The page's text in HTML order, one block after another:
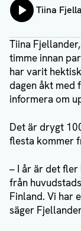
Lyssna på:
Tiina
Tiina
timme innan
har varit
dagen åkt med
informera om
Det är drygt
flesta kommer
– I år är det
från
Finland. Vi har
säger